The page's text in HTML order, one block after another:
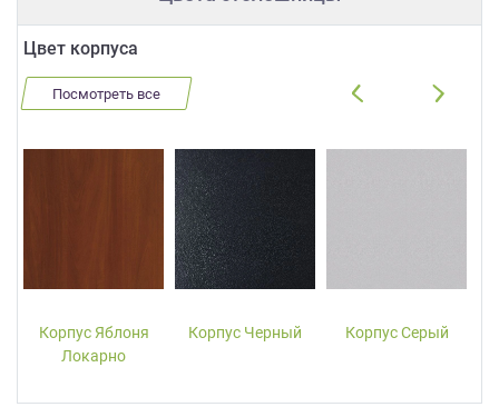
Цвет корпуса
Посмотреть все
Корпус Яблоня
Локарно
Корпус Черный Корпус Серый